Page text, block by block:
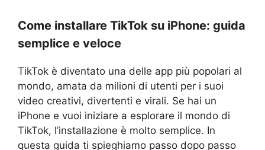
Come installare TikTok su iPhone: guida
semplice e veloce
TikTok è diventato una delle app più popolari al
mondo, amata da milioni di utenti per i suoi
video creativi, divertenti e virali. Se hai un
iPhone e vuoi iniziare a esplorare il mondo di
TikTok, l’installazione è molto semplice. In
questa guida ti spieghiamo passo dopo passo